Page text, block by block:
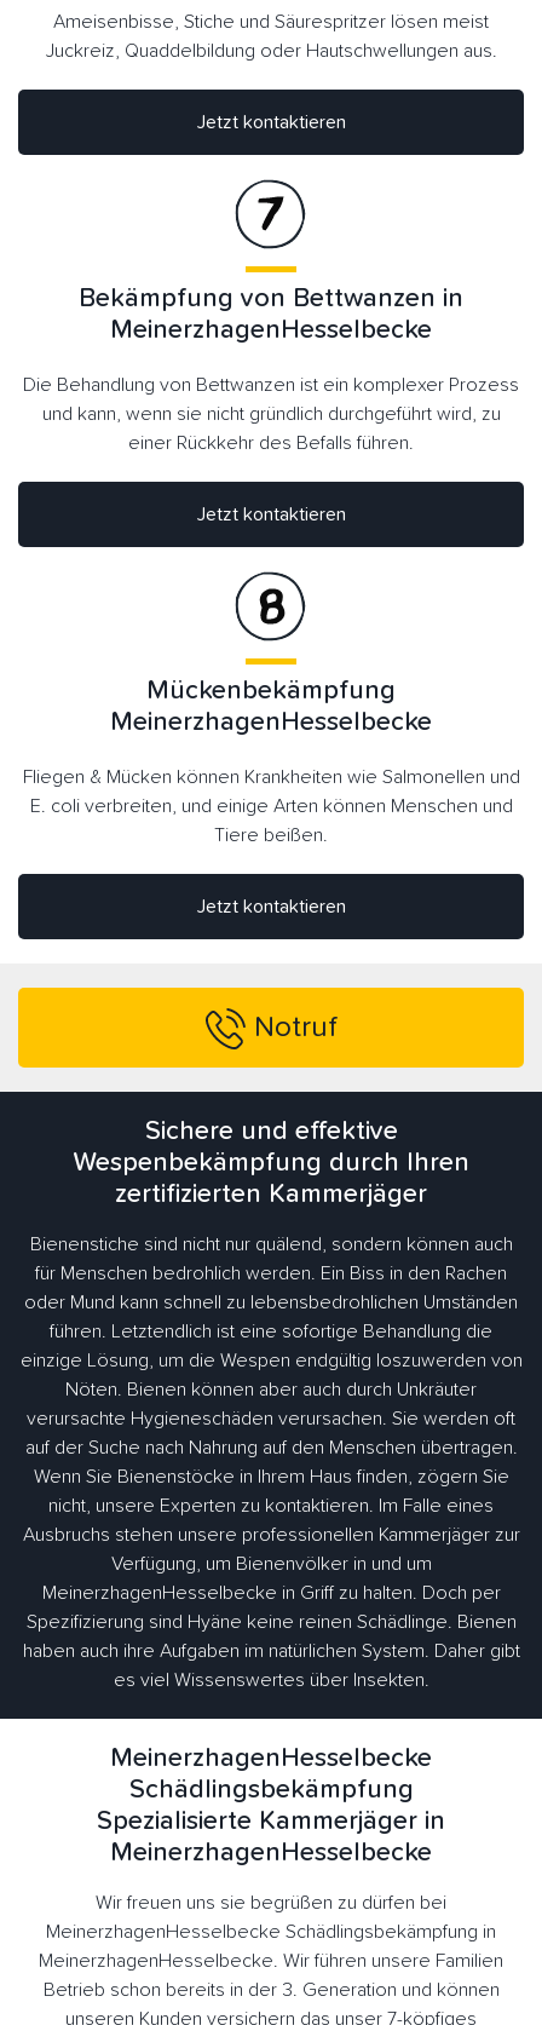
Jetzt kontaktieren
Ameisenbisse, Stiche und Säurespritzer lösen meist
Juckreiz, Quaddelbildung oder Hautschwellungen aus.
Bekämpfung von Bettwanzen in
MeinerzhagenHesselbecke
Die Behandlung von Bettwanzen ist ein komplexer Prozess
und kann, wenn sie nicht gründlich durchgeführt wird, zu
einer Rückkehr des Befalls führen.
Jetzt kontaktieren
Jetzt kontaktieren
Mückenbekämpfung
MeinerzhagenHesselbecke
Fliegen & Mücken können Krankheiten wie Salmonellen und
E. coli verbreiten, und einige Arten können Menschen und
Tiere beißen.
Notruf
Sichere und effektive
Wespenbekämpfung durch Ihren
zertifizierten Kammerjäger
Bienenstiche sind nicht nur quälend, sondern können auch
für Menschen bedrohlich werden. Ein Biss in den Rachen
oder Mund kann schnell zu lebensbedrohlichen Umständen
führen. Letztendlich ist eine sofortige Behandlung die
einzige Lösung, um die Wespen endgültig loszuwerden von
Nöten. Bienen können aber auch durch Unkräuter
verursachte Hygieneschäden verursachen. Sie werden oft
auf der Suche nach Nahrung auf den Menschen übertragen.
Wenn Sie Bienenstöcke in Ihrem Haus finden, zögern Sie
nicht, unsere Experten zu kontaktieren. Im Falle eines
Ausbruchs stehen unsere professionellen Kammerjäger zur
Verfügung, um Bienenvölker in und um
MeinerzhagenHesselbecke in Griff zu halten. Doch per
Spezifizierung sind Hyäne keine reinen Schädlinge. Bienen
haben auch ihre Aufgaben im natürlichen System. Daher gibt
es viel Wissenswertes über Insekten.
MeinerzhagenHesselbecke
Schädlingsbekämpfung
Spezialisierte Kammerjäger in
MeinerzhagenHesselbecke
Wir freuen uns sie begrüßen zu dürfen bei
MeinerzhagenHesselbecke Schädlingsbekämpfung in
MeinerzhagenHesselbecke. Wir führen unsere Familien
Betrieb schon bereits in der 3. Generation und können
unseren Kunden versichern das unser 7-köpfiges